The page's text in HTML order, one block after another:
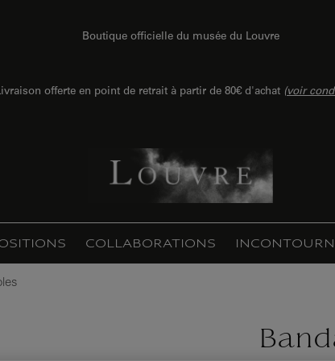
Boutique officielle du musée du Louvre
offerte en point de retrait à partir de 80€ d'achat (voir
COLLABORATIONS